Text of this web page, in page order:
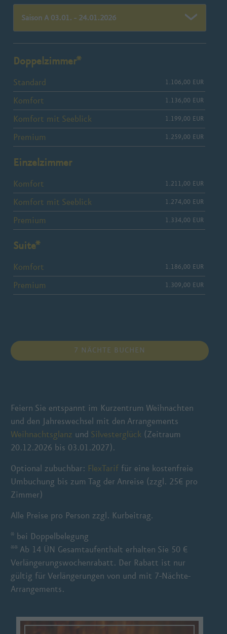
e
i
e
s
s
F
e
l
d
e
e
r
Doppelzimmer*
Standard
Komfort
Komfort mit Seeblick
Premium
1.106,00 EUR
1.136,00 EUR
1.199,00 EUR
1.259,00 EUR
Einzelzimmer
Komfort
Komfort mit Seeblick
Premium
1.211,00 EUR
1.274,00 EUR
1.334,00 EUR
Suite*
Komfort
Premium
1.186,00 EUR
1.309,00 EUR
7 NÄCHTE BUCHEN
Feiern Sie entspannt im Kurzentrum Weihnachten
und den Jahreswechsel mit den Arrangements
Weihnachtsglanz und Silvesterglück (Zeitraum
20.12.2026 bis 03.01.2027).
Optional zubuchbar: FlexTarif für eine kostenfreie
Umbuchung bis zum Tag der Anreise (zzgl. 25€ pro
Zimmer)
Alle Preise pro Person zzgl. Kurbeitrag.
* bei Doppelbelegung
** Ab 14 ÜN Gesamtaufenthalt erhalten Sie 50 €
Verlängerungswochenrabatt. Der Rabatt ist nur
gültig für Verlängerungen von und mit 7-Nächte-
Arrangements.